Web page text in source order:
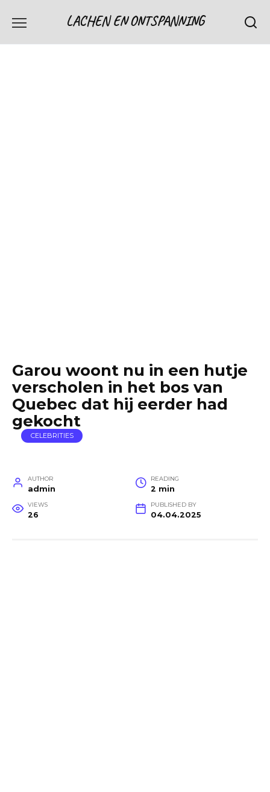
LACHEN EN ONTSPANNING
Garou woont nu in een hutje
verscholen in het bos van
Quebec dat hij eerder had
gekocht
CELEBRITIES
AUTHOR
admin
READING
2 min
VIEWS
26
PUBLISHED BY
04.04.2025